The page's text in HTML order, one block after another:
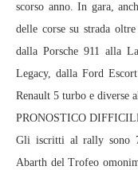
scorso anno. In gara,
delle corse su strada
dalla Porsche 911 alla
Legacy, dalla Ford
Renault 5 turbo e diverse
PRONOSTICO
Gli iscritti al rally sono
Abarth del Trofeo